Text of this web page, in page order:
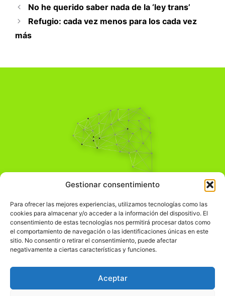
Gestionar consentimiento
Para ofrecer las mejores experiencias, utilizamos tecnologías como las
cookies para almacenar y/o acceder a la información del dispositivo. El
consentimiento de estas tecnologías nos permitirá procesar datos como
el comportamiento de navegación o las identificaciones únicas en este
sitio. No consentir o retirar el consentimiento, puede afectar
negativamente a ciertas características y funciones.
Aceptar
No he querido saber nada de la ‘ley trans’
Refugio: cada vez menos para los cada vez
más
Pensamiento Crítico
Comprender el mundo para transformarlo.
Información Legal
჻Política de privacidad
Política de cookies